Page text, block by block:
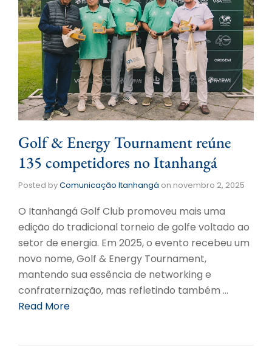
Golf & Energy Tournament reúne
135 competidores no Itanhangá
Posted byComunicação Itanhangá on novembro 2, 2025
O Itanhangá Golf Club promoveu mais uma
edição do tradicional torneio de golfe voltado ao
setor de energia. Em 2025, o evento recebeu um
novo nome, Golf & Energy Tournament,
mantendo sua essência de networking e
confraternização, mas refletindo também …
Read More